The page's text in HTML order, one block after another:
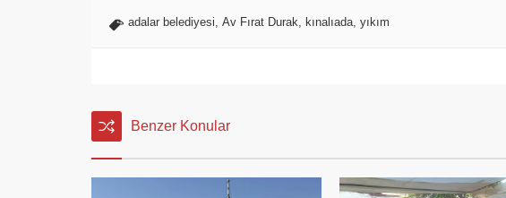
adalar belediyesi, Av Fırat Durak, kınalıada, yıkım
Benzer Konular